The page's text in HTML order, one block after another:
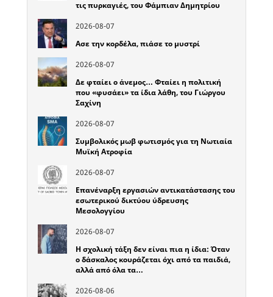
τις πυρκαγιές, του Φάμπιαν Δημητρίου
2026-08-07
Ασε την κορδέλα, πιάσε το μυστρί
2026-08-07
Δε φταίει ο άνεμος… Φταίει η πολιτική
που «φυσάει» τα ίδια λάθη, του Γιώργου
Σαχίνη
2026-08-07
Συμβολικός μωβ φωτισμός για τη Νωτιαία
Μυϊκή Ατροφία
2026-08-07
Επανέναρξη εργασιών αντικατάστασης του
εσωτερικού δικτύου ύδρευσης
Μεσολογγίου
2026-08-07
Η σχολική τάξη δεν είναι πια η ίδια: Όταν
ο δάσκαλος κουράζεται όχι από τα παιδιά,
αλλά από όλα τα…
2026-08-06